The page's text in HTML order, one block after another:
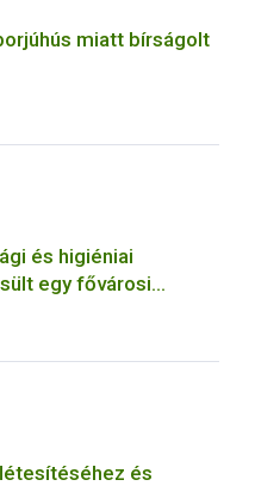
miatt bírságolt
és higiéniai
egy fővárosi
és